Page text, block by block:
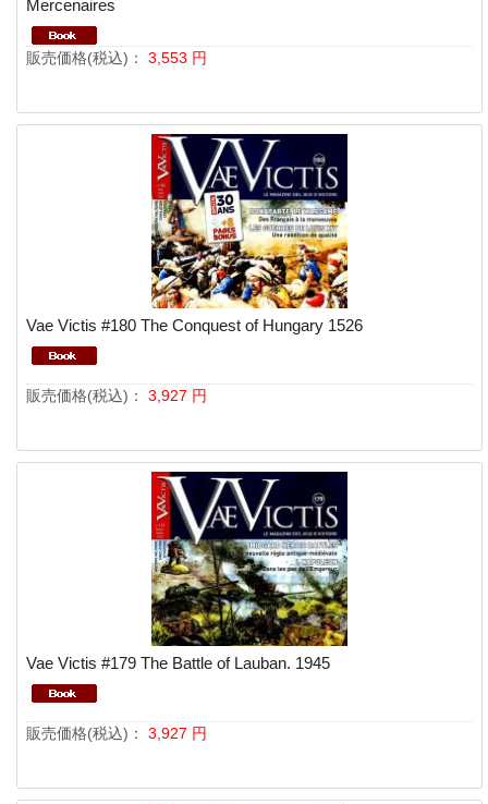
Mercenaires
販売価格(税込)： 3,553 円
Vae Victis #180 The Conquest of Hungary 1526
販売価格(税込)： 3,927 円
Vae Victis #179 The Battle of Lauban. 1945
販売価格(税込)： 3,927 円